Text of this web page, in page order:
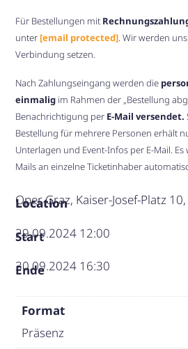
Für Bestellungen mit
unter[email protected]. Wir werden
Verbindung setzen.
Nach Zahlungseingang werden die
einmaligim Rahmen der „Bestellung
Benachrichtigung perE-Mail versendet.
Bestellung für mehrere Personen erhält
Unterlagen und Event-Infos per E-Mail.
Mails an einzelne Ticketinhaber
Location
Oper Graz, Kaiser-Josef-Platz
Start
29.09.2024 12:00
Ende
30.09.2024 16:30
Format
Präsenz